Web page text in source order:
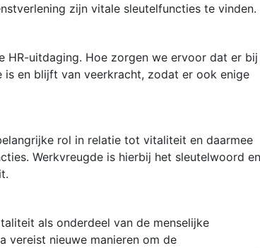
zijn vitale sleutelfuncties te vinden.
HR-uitdaging. Hoe zorgen we ervoor dat er bij
en blijft van veerkracht, zodat er ook enige
rol in relatie tot vitaliteit en daarmee
Werkvreugde is hierbij het sleutelwoord en
als onderdeel van de menselijke
vereist nieuwe manieren om de